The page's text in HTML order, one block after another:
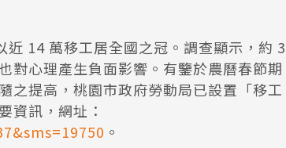
14 萬移工居全國之冠。調查顯示，約 3
對心理產生負面影響。有鑒於農曆春節期
之提高，桃園市政府勞動局已設置「移工
資訊，網址：
。